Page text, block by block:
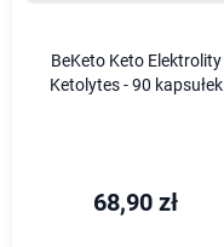
BeKeto Keto Elektrolity
Ketolytes - 90 kapsułek
68,90 zł